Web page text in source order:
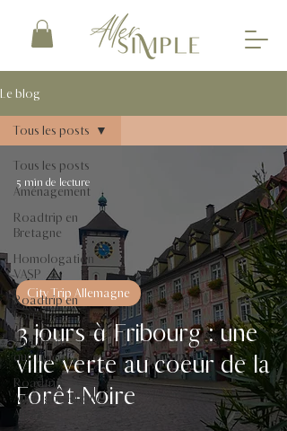
Le blog
Tous les posts
Aménagement
Roadtrip en
Bretagne
Homologation
VASP
Roadtrip en
Lorraine
Vanlife au
quotidien
Roadtrip
Auvergne-Rhône-
Alpes
Tous les posts
3 jours à Fribourg : une
ville verte au coeur de la
Forêt-Noire
City Trip Allemagne
5 min de lecture